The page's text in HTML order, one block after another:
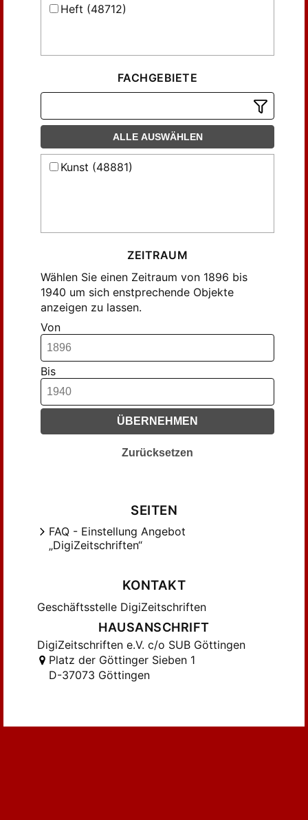
Heft (48712)
FACHGEBIETE
ALLE AUSWÄHLEN
Kunst (48881)
ZEITRAUM
Wählen Sie einen Zeitraum von 1896 bis
1940 um sich enstprechende Objekte
anzeigen zu lassen.
Von
Bis
ÜBERNEHMEN
Zurücksetzen
SEITEN
FAQ - Einstellung Angebot
„DigiZeitschriften“
KONTAKT
Geschäftsstelle DigiZeitschriften
HAUSANSCHRIFT
DigiZeitschriften e.V. c/o SUB Göttingen
Platz der Göttinger Sieben 1
D-37073 Göttingen